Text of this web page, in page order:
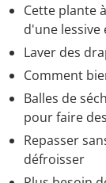
Cette plante
d'une
Laver des
Comment
Balles de
pour faire
Repasser
défroisser